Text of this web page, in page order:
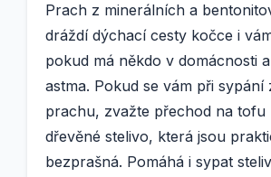
Prach z minerálních a
dráždí dýchací cesty kočce i
pokud má někdo v domácnosti
astma. Pokud se vám při sypání
prachu, zvažte přechod na tofu
dřevěné stelivo, která jsou
bezprašná. Pomáhá i sypat